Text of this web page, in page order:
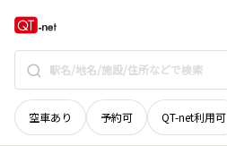
空車あり 予約可 QT-net利用可
宮城県